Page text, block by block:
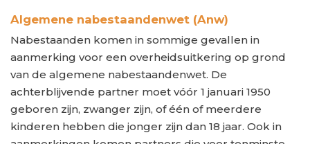
Algemene nabestaandenwet (Anw)
Nabestaanden komen in sommige gevallen in
aanmerking voor een overheidsuitkering op grond
van de algemene nabestaandenwet. De
achterblijvende partner moet vóór 1 januari 1950
geboren zijn, zwanger zijn, of één of meerdere
kinderen hebben die jonger zijn dan 18 jaar. Ook in